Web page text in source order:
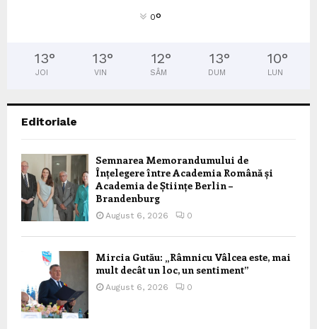
0°
13°
JOI
13°
VIN
12°
SÂM
13°
DUM
10°
LUN
Editoriale
Semnarea Memorandumului de
Înțelegere între Academia Română și
Academia de Științe Berlin –
Brandenburg
August 6, 2026 0
Mircia Gutău: „Râmnicu Vâlcea este, mai
mult decât un loc, un sentiment”
August 6, 2026 0